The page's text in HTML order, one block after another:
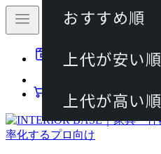
動画マニュアル
カート
おすすめ順
上代が安い順
上代が高い順